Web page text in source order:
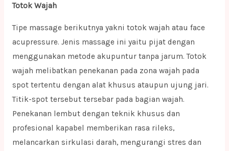
Totok Wajah
Tipe massage berikutnya yakni totok wajah atau face
acupressure. Jenis massage ini yaitu pijat dengan
menggunakan metode akupuntur tanpa jarum. Totok
wajah melibatkan penekanan pada zona wajah pada
spot tertentu dengan alat khusus ataupun ujung jari.
Titik-spot tersebut tersebar pada bagian wajah.
Penekanan lembut dengan teknik khusus dan
profesional kapabel memberikan rasa rileks,
melancarkan sirkulasi darah, mengurangi stres dan